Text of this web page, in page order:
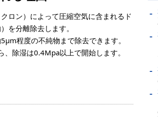
ロン）によって圧縮空気に含まれるド
を分離除去します。
程度の不純物まで除去できます。
除湿は0.4Mpa以上で開始します。